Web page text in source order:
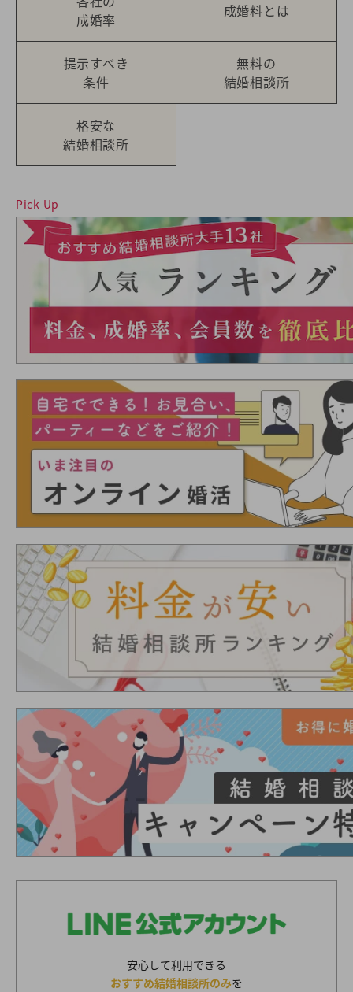
成婚率
成婚料とは
提示すべき
条件
無料の
結婚相談所
格安な
結婚相談所
Pick Up
安心して利用できる
おすすめ結婚相談所のみを